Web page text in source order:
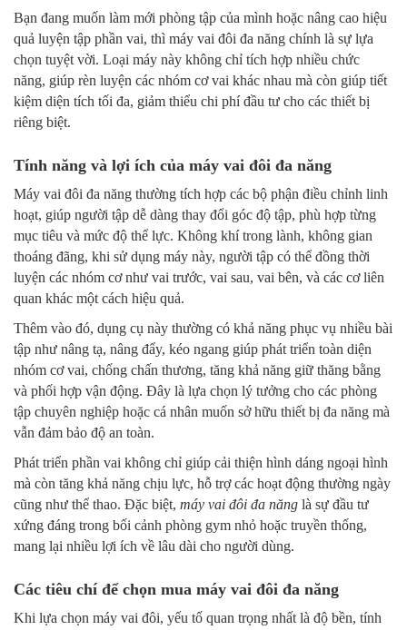
Bạn đang muốn làm mới phòng tập của mình hoặc nâng cao hiệu
quả luyện tập phần vai, thì máy vai đôi đa năng chính là sự lựa
chọn tuyệt vời. Loại máy này không chỉ tích hợp nhiều chức
năng, giúp rèn luyện các nhóm cơ vai khác nhau mà còn giúp tiết
kiệm diện tích tối đa, giảm thiểu chi phí đầu tư cho các thiết bị
riêng biệt.
Tính năng và lợi ích của máy vai đôi đa năng
Máy vai đôi đa năng thường tích hợp các bộ phận điều chỉnh linh
hoạt, giúp người tập dễ dàng thay đổi góc độ tập, phù hợp từng
mục tiêu và mức độ thể lực. Không khí trong lành, không gian
thoáng đãng, khi sử dụng máy này, người tập có thể đồng thời
luyện các nhóm cơ như vai trước, vai sau, vai bên, và các cơ liên
quan khác một cách hiệu quả.
Thêm vào đó, dụng cụ này thường có khả năng phục vụ nhiều bài
tập như nâng tạ, nâng đẩy, kéo ngang giúp phát triển toàn diện
nhóm cơ vai, chống chấn thương, tăng khả năng giữ thăng bằng
và phối hợp vận động. Đây là lựa chọn lý tưởng cho các phòng
tập chuyên nghiệp hoặc cá nhân muốn sở hữu thiết bị đa năng mà
vẫn đảm bảo độ an toàn.
Phát triển phần vai không chỉ giúp cải thiện hình dáng ngoại hình
mà còn tăng khả năng chịu lực, hỗ trợ các hoạt động thường ngày
cũng như thể thao. Đặc biệt, máy vai đôi đa năng là sự đầu tư
xứng đáng trong bối cảnh phòng gym nhỏ hoặc truyền thống,
mang lại nhiều lợi ích về lâu dài cho người dùng.
Các tiêu chí để chọn mua máy vai đôi đa năng
Khi lựa chọn máy vai đôi, yếu tố quan trọng nhất là độ bền, tính